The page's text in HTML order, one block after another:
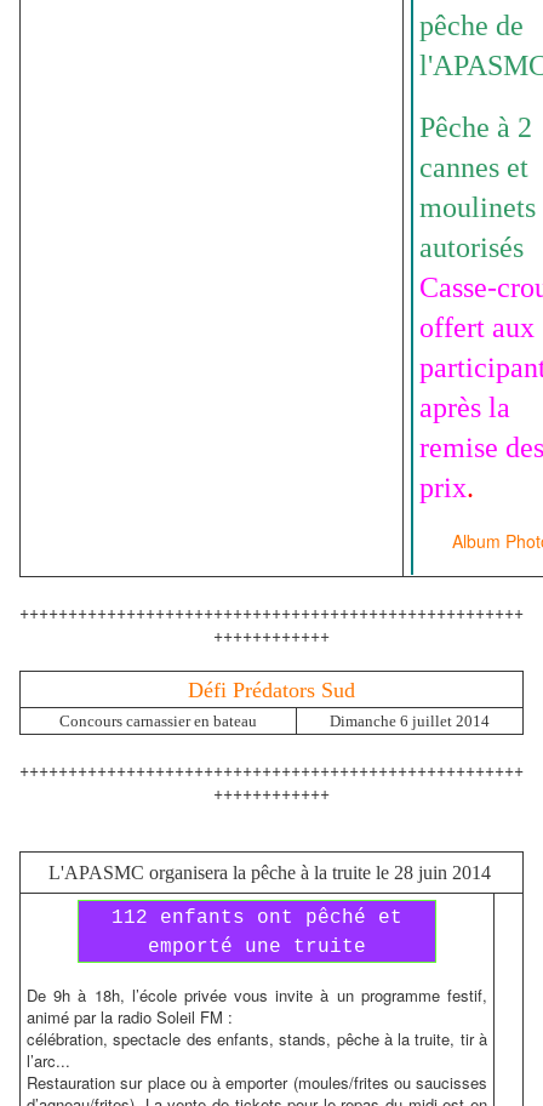
pêche de
Pêche à 2
cannes et
moulinets
autorisés
Casse-
offert aux
après la
remise des
prix.
Album
++++++++++++++++++++++++++++++++++++++++++++++++++++
++++++++++++
Défi Prédators Sud
Concours carnassier en bateau Dimanche 6 juillet 2014
++++++++++++++++++++++++++++++++++++++++++++++++++++
++++++++++++
L'APASMC organisera la pêche à la truite le 28 juin 2014
112 enfants ont pêché et
emporté une truite
De 9h à 18h, l’école privée vous invite à un programme festif,
animé par la radio Soleil FM :
célébration, spectacle des enfants, stands, pêche à la truite, tir à
l’arc...
Restauration sur place ou à emporter (moules/frites ou saucisses